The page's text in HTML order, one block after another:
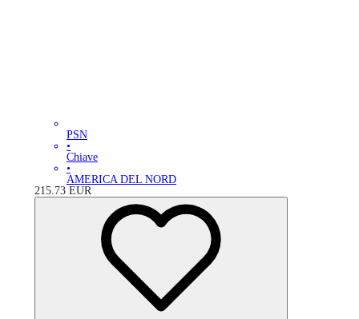
PSN
•
Chiave
•
AMERICA DEL NORD
215.73 EUR